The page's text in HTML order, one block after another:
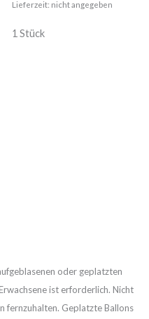
Lieferzeit: nicht angegeben
1 Stück
oder geplatzten
ist erforderlich. Nicht
fernzuhalten. Geplatzte Ballons